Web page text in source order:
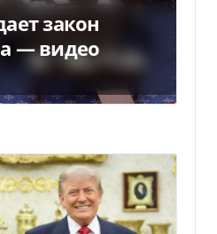
закон
— видео